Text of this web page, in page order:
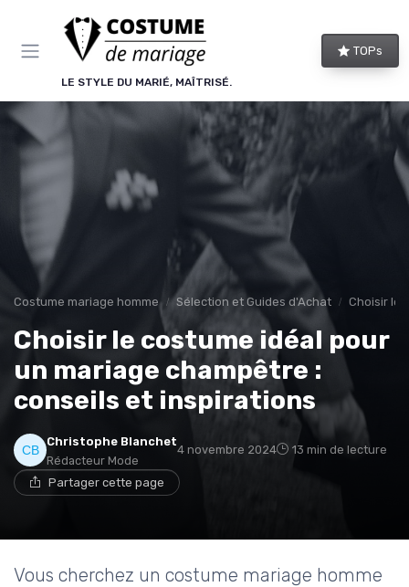
LE STYLE DU MARIÉ, MAÎTRISÉ.
TOPs
Costume mariage homme Sélection et Guides d'Achat Choisir le
Choisir le costume idéal pour
un mariage champêtre :
conseils et inspirations
Christophe Blanchet
Rédacteur Mode
4 novembre 2024 13 min de lecture
Partager cette page
Vous cherchez un costume mariage homme